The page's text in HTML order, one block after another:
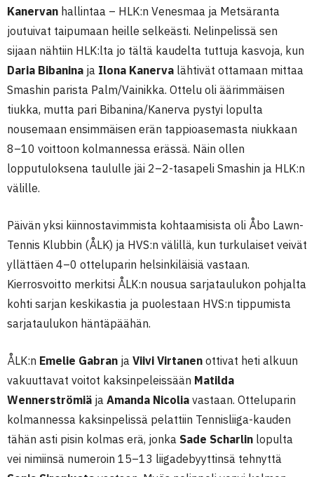
Kanervan hallintaa – HLK:n Venesmaa ja Metsäranta
joutuivat taipumaan heille selkeästi. Nelinpelissä sen
sijaan nähtiin HLK:lta jo tältä kaudelta tuttuja kasvoja, kun
Daria Bibanina ja Ilona Kanerva lähtivät ottamaan mittaa
Smashin parista Palm/Vainikka. Ottelu oli äärimmäisen
tiukka, mutta pari Bibanina/Kanerva pystyi lopulta
nousemaan ensimmäisen erän tappioasemasta niukkaan
8–10 voittoon kolmannessa erässä. Näin ollen
lopputuloksena taululle jäi 2–2-tasapeli Smashin ja HLK:n
välille.
Päivän yksi kiinnostavimmista kohtaamisista oli Åbo Lawn-
Tennis Klubbin (ÅLK) ja HVS:n välillä, kun turkulaiset veivät
yllättäen 4–0 otteluparin helsinkiläisiä vastaan.
Kierrosvoitto merkitsi ÅLK:n nousua sarjataulukon pohjalta
kohti sarjan keskikastia ja puolestaan HVS:n tippumista
sarjataulukon häntäpäähän.
ÅLK:n Emelie Gabran ja Viivi Virtanen ottivat heti alkuun
vakuuttavat voitot kaksinpeleissään Matilda
Wennerströmiä ja Amanda Nicolia vastaan. Otteluparin
kolmannessa kaksinpelissä pelattiin Tennisliiga-kauden
tähän asti pisin kolmas erä, jonka Sade Scharlin lopulta
vei nimiinsä numeroin 15–13 liigadebyyttinsä tehnyttä